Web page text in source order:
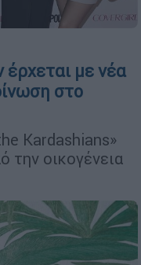
έρχεται με νέα
στο
Kardashians»
την οικογένεια